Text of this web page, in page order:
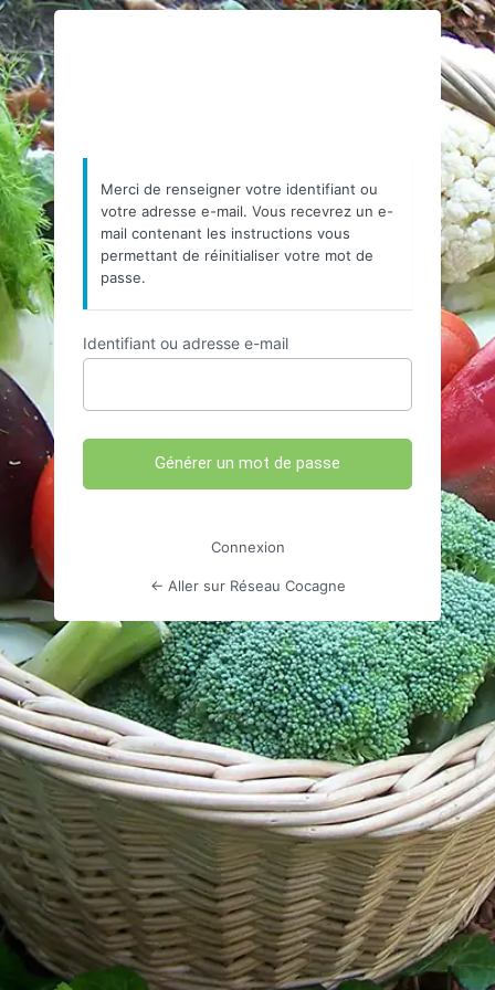
Mot
de
passe
oublié
https://
Merci de renseigner votre identifiant ou
votre adresse e-mail. Vous recevrez un e-
mail contenant les instructions vous
permettant de réinitialiser votre mot de
passe.
Identifiant ou adresse e-mail
Connexion
← Aller sur Réseau Cocagne